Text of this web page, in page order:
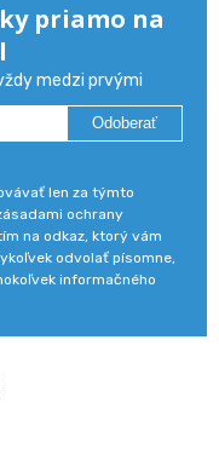
priamo na
medzi prvými
Odoberať
len za týmto
ochrany
na odkaz, ktorý vám
odvolať písomne,
informačného